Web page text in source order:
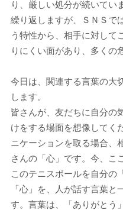
り、厳しい処分が続いてい
繰り返しますが、ＳＮＳで
う特性から、相手に対して
りにくい面があり、多くの
今日は、関連する言葉の大
します。
皆さんが、友だちに自分の
けをする場面を想像してく
ニケーションを取る場合、
さんの「心」です。今、こ
このテニスボールを自分の
「心」を、人が話す言葉と
す。言葉は、「ありがとう